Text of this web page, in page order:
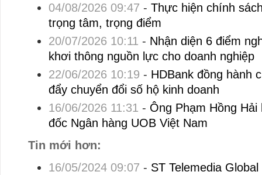
04/08/2026 09:47 - Thực hiện chính
trọng tâm, trọng điểm
20/07/2026 10:11 - Nhận diện 6 điểm
khơi thông nguồn lực cho doanh nghiệp
22/06/2026 10:19 - HDBank đồng hành
đẩy chuyển đổi số hộ kinh doanh
16/06/2026 11:31 - Ông Phạm Hồng
đốc Ngân hàng UOB Việt Nam
Tin mới hơn:
16/05/2024 09:07 - ST Telemedia